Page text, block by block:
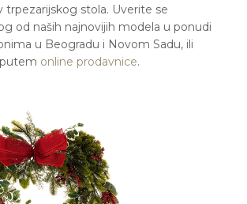
trpezarijskog stola. Uverite se
od naših najnovijih modela u ponudi
u Beogradu i Novom Sadu, ili
online prodavnice.